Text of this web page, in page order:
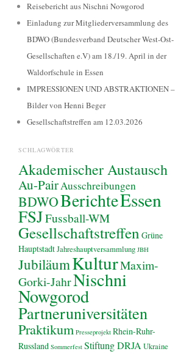
Reisebericht aus Nischni Nowgorod
Einladung zur Mitgliederversammlung des
BDWO (Bundesverband Deutscher West-Ost-
Gesellschaften e.V) am 18./19. April in der
Waldorfschule in Essen
IMPRESSIONEN UND ABSTRAKTIONEN –
Bilder von Henni Beger
Gesellschaftstreffen am 12.03.2026
SCHLAGWÖRTER
Akademischer Austausch
Au-PairAusschreibungen
BDWOBerichteEssen
FSJFussball-WM
Gesellschaftstreffen Grüne
HauptstadtJahreshauptversammlung JBH
JubiläumKulturMaxim-
Gorki-JahrNischni
Nowgorod
Partneruniversitäten
Praktikum Presseprojekt Rhein-Ruhr-
Russland Sommerfest Stiftung DRJA Ukraine